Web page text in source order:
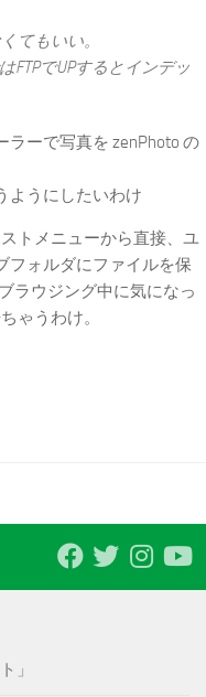
てもいい。
FTPでUPするとインデッ
ーで写真を zenPhoto の
ようにしたいわけ
トメニューから直接、ユ
フォルダにファイルを保
ラウジング中に気になっ
ゃうわけ。
」